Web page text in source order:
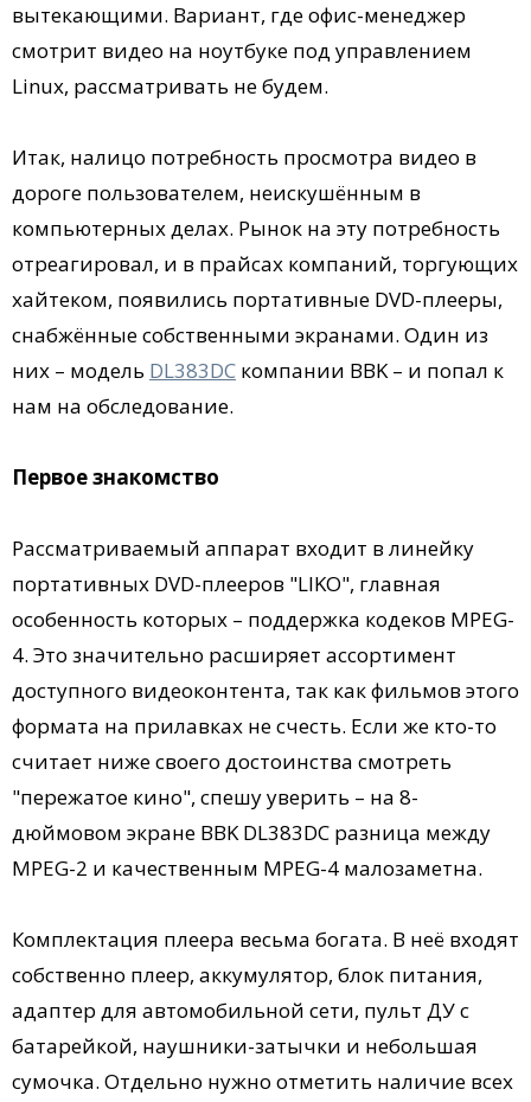
вытекающими. Вариант, где офис-менеджер
смотрит видео на ноутбуке под управлением
Linux, рассматривать не будем.
Итак, налицо потребность просмотра видео в
дороге пользователем, неискушённым в
компьютерных делах. Рынок на эту потребность
отреагировал, и в прайсах компаний, торгующих
хайтеком, появились портативные DVD-плееры,
снабжённые собственными экранами. Один из
них – модель DL383DC компании BBK – и попал к
нам на обследование.
Первое знакомство
Рассматриваемый аппарат входит в линейку
портативных DVD-плееров "LIKO", главная
особенность которых – поддержка кодеков MPEG-
4. Это значительно расширяет ассортимент
доступного видеоконтента, так как фильмов этого
формата на прилавках не счесть. Если же кто-то
считает ниже своего достоинства смотреть
"пережатое кино", спешу уверить – на 8-
дюймовом экране BBK DL383DC разница между
MPEG-2 и качественным MPEG-4 малозаметна.
Комплектация плеера весьма богата. В неё входят
собственно плеер, аккумулятор, блок питания,
адаптер для автомобильной сети, пульт ДУ с
батарейкой, наушники-затычки и небольшая
сумочка. Отдельно нужно отметить наличие всех